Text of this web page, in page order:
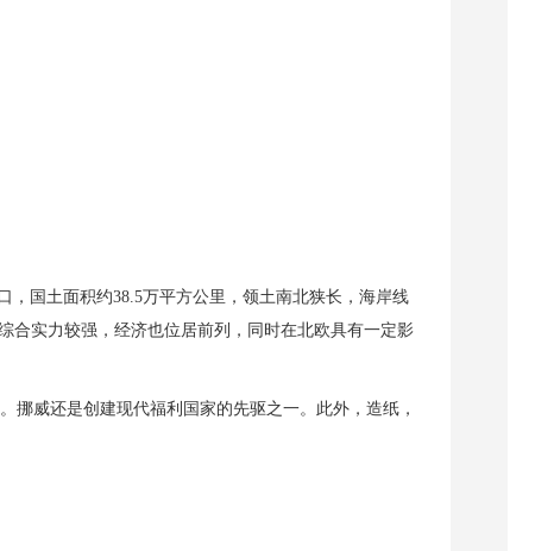
，国土面积约38.5万平方公里，领土南北狭长，海岸线
合实力较强，经济也位居前列，同时在北欧具有一定影
威还是创建现代福利国家的先驱之一。此外，造纸，